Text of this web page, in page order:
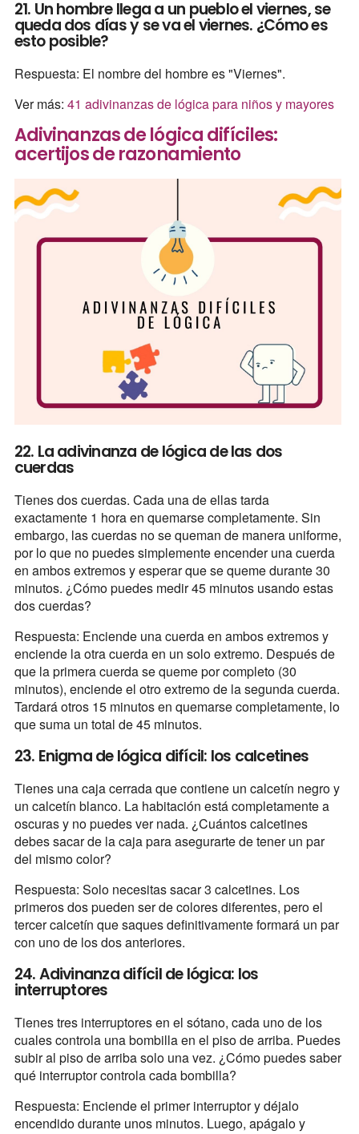
21. Un hombre llega a un pueblo el viernes, se
queda dos días y se va el viernes. ¿Cómo es
esto posible?
Respuesta: El nombre del hombre es "Viernes".
Ver más: 41 adivinanzas de lógica para niños y mayores
Adivinanzas de lógica difíciles:
acertijos de razonamiento
22. La adivinanza de lógica de las dos
cuerdas
Tienes dos cuerdas. Cada una de ellas tarda
exactamente 1 hora en quemarse completamente. Sin
embargo, las cuerdas no se queman de manera uniforme,
por lo que no puedes simplemente encender una cuerda
en ambos extremos y esperar que se queme durante 30
minutos. ¿Cómo puedes medir 45 minutos usando estas
dos cuerdas?
Respuesta: Enciende una cuerda en ambos extremos y
enciende la otra cuerda en un solo extremo. Después de
que la primera cuerda se queme por completo (30
minutos), enciende el otro extremo de la segunda cuerda.
Tardará otros 15 minutos en quemarse completamente, lo
que suma un total de 45 minutos.
23. Enigma de lógica difícil: los calcetines
Tienes una caja cerrada que contiene un calcetín negro y
un calcetín blanco. La habitación está completamente a
oscuras y no puedes ver nada. ¿Cuántos calcetines
debes sacar de la caja para asegurarte de tener un par
del mismo color?
Respuesta: Solo necesitas sacar 3 calcetines. Los
primeros dos pueden ser de colores diferentes, pero el
tercer calcetín que saques definitivamente formará un par
con uno de los dos anteriores.
24. Adivinanza difícil de lógica: los
interruptores
Tienes tres interruptores en el sótano, cada uno de los
cuales controla una bombilla en el piso de arriba. Puedes
subir al piso de arriba solo una vez. ¿Cómo puedes saber
qué interruptor controla cada bombilla?
Respuesta: Enciende el primer interruptor y déjalo
encendido durante unos minutos. Luego, apágalo y